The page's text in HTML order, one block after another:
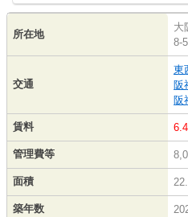
所在地
大
8-5
交通
東
阪
阪
賃料
管理費等
面積
築年数